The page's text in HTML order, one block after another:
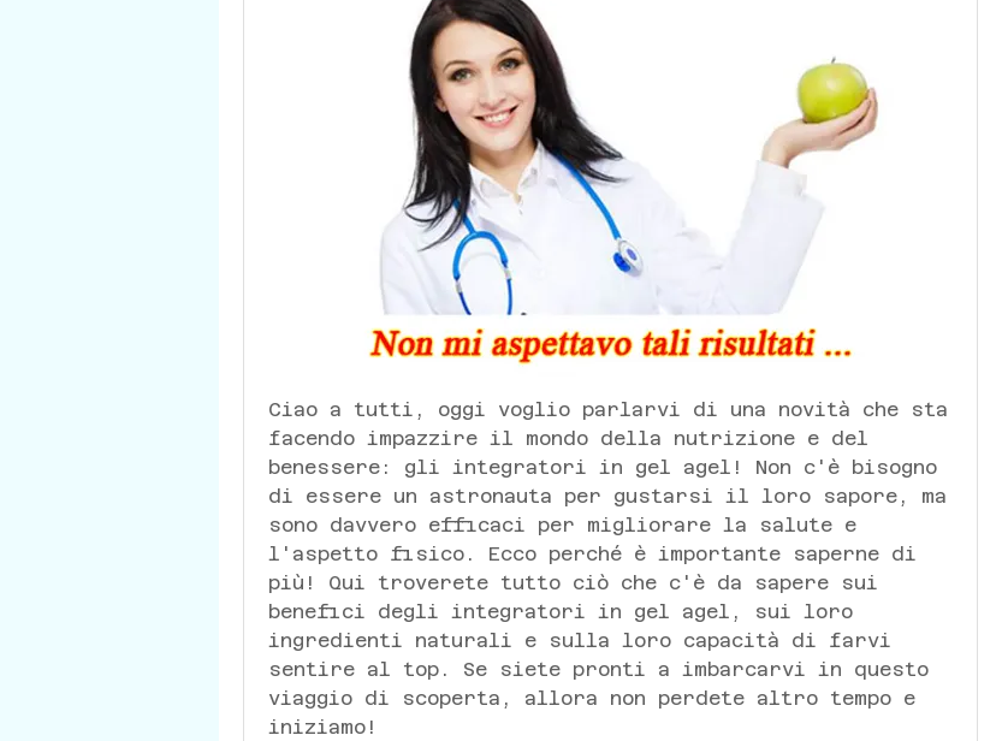
Ciao a tutti, oggi voglio parlarvi di una novità che sta
facendo impazzire il mondo della nutrizione e del
benessere: gli integratori in gel agel! Non c'è bisogno
di essere un astronauta per gustarsi il loro sapore, ma
sono davvero efficaci per migliorare la salute e
l'aspetto fisico. Ecco perché è importante saperne di
più! Qui troverete tutto ciò che c'è da sapere sui
benefici degli integratori in gel agel, sui loro
ingredienti naturali e sulla loro capacità di farvi
sentire al top. Se siete pronti a imbarcarvi in questo
viaggio di scoperta, allora non perdete altro tempo e
iniziamo!